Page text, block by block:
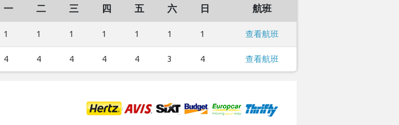
一 二 三 四 五 六 日 航班
1 1 1 1 1 1 1 查看航班
4 4 4 4 4 3 4 查看航班